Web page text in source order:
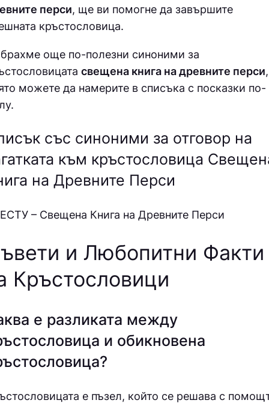
перси, ще ви помогне да завършите
кръстословица.
още по-полезни синоними за
свещена книга на древните перси,
можете да намерите в списъка с посказки по-
със синоними за отговор на
към кръстословица
на Древните Перси
– Свещена Книга на Древните Перси
и Любопитни Факти
Кръстословици
е разликата между
и обикновена
е пъзел, който се решава с